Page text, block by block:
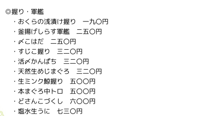
◎握り・軍艦
・おくらの浅漬け握り 一九〇円
・釜揚げしらす軍艦 二五〇円
・〆こはだ 二五〇円
・すじこ握り 三二〇円
・活〆かんぱち 三二〇円
・天然生めじまぐろ 三二〇円
・生ミンク鯨握り 五〇〇円
・本まぐろ中トロ 五〇〇円
・どさんこづくし 六〇〇円
・塩水生うに 七三〇円